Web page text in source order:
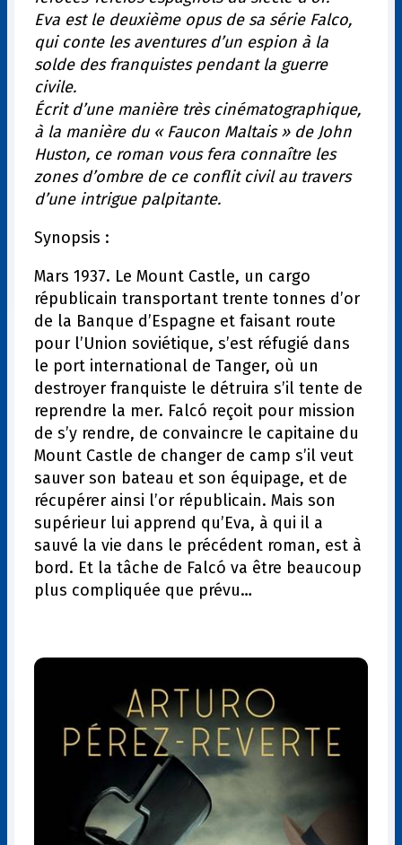
Eva est le deuxième opus de sa série Falco,
qui conte les aventures d’un espion à la
solde des franquistes pendant la guerre
civile.
Écrit d’une manière très cinématographique,
à la manière du « Faucon Maltais » de John
Huston, ce roman vous fera connaître les
zones d’ombre de ce conflit civil au travers
d’une intrigue palpitante.
Synopsis :
Mars 1937. Le Mount Castle, un cargo
républicain transportant trente tonnes d’or
de la Banque d’Espagne et faisant route
pour l’Union soviétique, s’est réfugié dans
le port international de Tanger, où un
destroyer franquiste le détruira s’il tente de
reprendre la mer. Falcó reçoit pour mission
de s’y rendre, de convaincre le capitaine du
Mount Castle de changer de camp s’il veut
sauver son bateau et son équipage, et de
récupérer ainsi l’or républicain. Mais son
supérieur lui apprend qu’Eva, à qui il a
sauvé la vie dans le précédent roman, est à
bord. Et la tâche de Falcó va être beaucoup
plus compliquée que prévu…